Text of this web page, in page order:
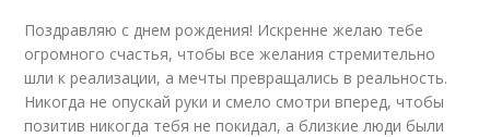
Поздравляю с днем рождения! Искренне желаю тебе
огромного счастья, чтобы все желания стремительно
шли к реализации, а мечты превращались в реальность.
Никогда не опускай руки и смело смотри вперед, чтобы
позитив никогда тебя не покидал, а близкие люди были